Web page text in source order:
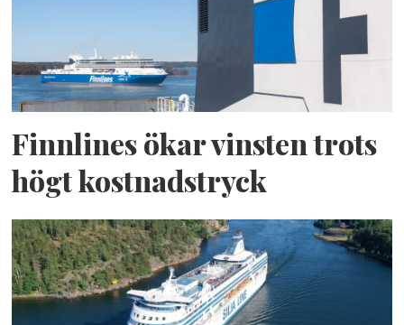
Finnlines ökar vinsten trots
högt kostnadstryck